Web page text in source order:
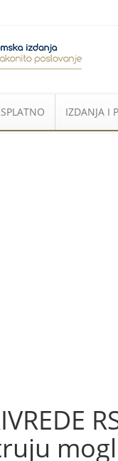
IZDANJA I